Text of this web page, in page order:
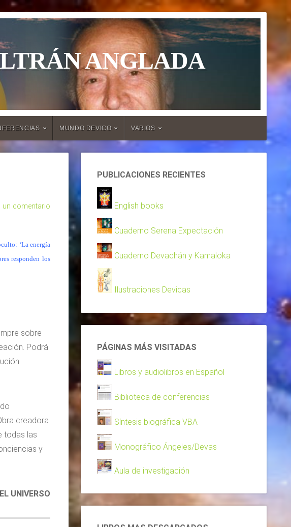
ANGLADA
MUNDO DEVICO VARIOS
un comentario
‘La energía
responden los
sobre
Podrá
creadora
todas las
y
UNIVERSO
PUBLICACIONES RECIENTES
English books
Cuaderno Serena Expectación
Cuaderno Devachán y Kamaloka
Ilustraciones Devicas
PÁGINAS MÁS VISITADAS
Libros y audiolibros en Español
Biblioteca de conferencias
Síntesis biográfica VBA
Monográfico Ángeles/Devas
Aula de investigación